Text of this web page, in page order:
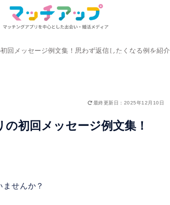
回メッセージ例文集！思わず返信したくなる例を紹介
最終更新日：2025年12月10日
初回メッセージ例文集！
せんか？